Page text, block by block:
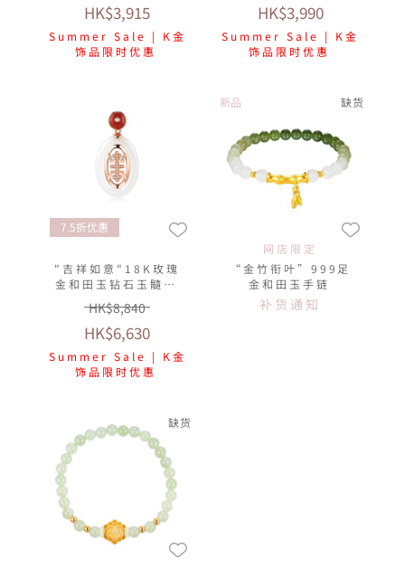
HK$3,915
Summer Sale | K金
饰品限时优惠
HK$3,990
Summer Sale | K金
饰品限时优惠
7.5折优惠
"吉祥如意"18K玫瑰
金和田玉钻石玉髓吊
坠
HK$8,840
HK$6,630
Summer Sale | K金
饰品限时优惠
缺货
新品
网店限定
“金竹衔叶”999足
金和田玉手链
补货通知
缺货